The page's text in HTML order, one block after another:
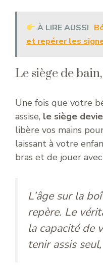
À LIRE AUSSI
et repérer les
Le siège de
Une fois que votre
assise, le siège
libère vos mains
laissant à votre
bras et de jouer
L’âge sur la
repère. Le
la capacité de
tenir assis